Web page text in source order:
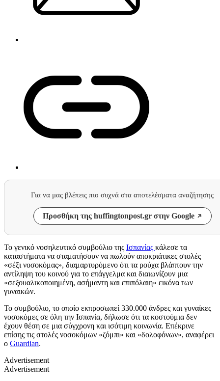
Για να μας βλέπεις πιο συχνά στα αποτελέσματα αναζήτησης
Προσθήκη της huffingtonpost.gr στην Google
Το γενικό νοσηλευτικό συμβούλιο της Ισπανίας κάλεσε τα
καταστήματα να σταματήσουν να πωλούν αποκριάτικες στολές
«σέξι νοσοκόμας», διαμαρτυρόμενο ότι τα ρούχα βλάπτουν την
αντίληψη του κοινού για το επάγγελμα και διαιωνίζουν μια
«σεξουαλικοποιημένη, ασήμαντη και επιπόλαιη» εικόνα των
γυναικών.
Το συμβούλιο, το οποίο εκπροσωπεί 330.000 άνδρες και γυναίκες
νοσοκόμες σε όλη την Ισπανία, δήλωσε ότι τα κοστούμια δεν
έχουν θέση σε μια σύγχρονη και ισότιμη κοινωνία. Επέκρινε
επίσης τις στολές νοσοκόμων «ζόμπι» και «δολοφόνων», αναφέρει
ο Guardian.
Advertisement
Advertisement